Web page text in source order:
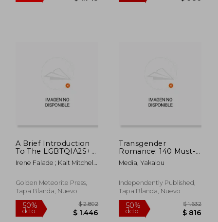
40%
dcto.
$ 2.905
$ 1.743
50%
dcto. $
A Brief Introduction
To The LGBTQIA2S+
Community (en
Inglés)
Irene Falade ; Kait Mitchell ;
Golden Meteorite Press,
Tapa Blanda, Nuevo
Transgender
Romance: 140 Must-
Ask Questions Before
Dating Transgender
Confidence and Build
a Stronger
(en Inglés)
Media, Yakalou
Independently Published,
Tapa Blanda, Nuevo